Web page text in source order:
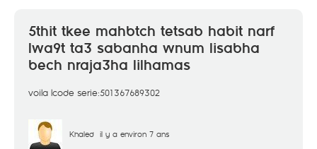
5thit tkee mahbtch tetsab habit narf
lwa9t ta3 sabanha wnum lisabha
bech nraja3ha lilhamas
voila lcode serie:501367689302
Khaled il y a environ 7 ans